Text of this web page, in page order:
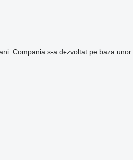
Compania s-a dezvoltat pe baza